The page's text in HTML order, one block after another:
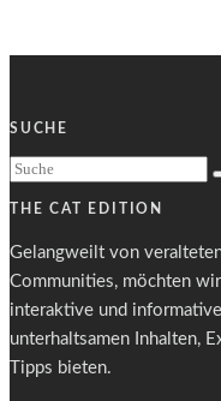
SUCHE
THE CAT EDITION
Gelangweilt von
Communities, möchten
interaktive und
unterhaltsamen Inhalten,
Tipps bieten.